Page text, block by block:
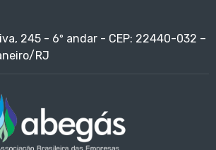
245 - 6º andar - CEP: 22440-032 –
RJ